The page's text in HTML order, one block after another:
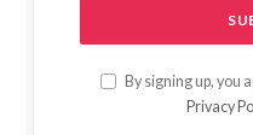
By signing up, you
Privacy